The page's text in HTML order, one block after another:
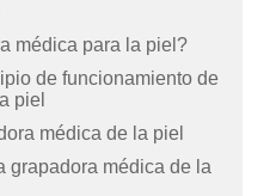
médica para la piel?
de funcionamiento de
piel
médica de la piel
grapadora médica de la